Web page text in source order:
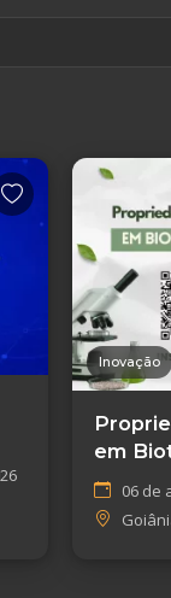
Inovação
em
06 de